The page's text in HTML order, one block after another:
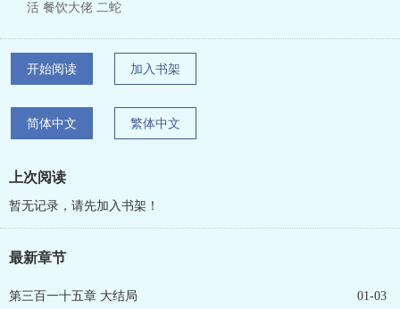
活 餐饮大佬 二蛇
开始阅读 加入书架
简体中文 繁体中文
上次阅读
暂无记录，请先加入书架！
最新章节
第三百一十五章 大结局 01-03